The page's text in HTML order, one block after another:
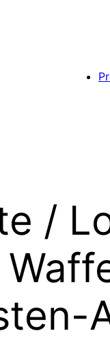
/